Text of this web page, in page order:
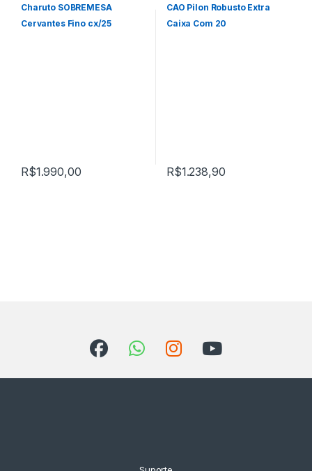
Charuto SOBREMESA
Cervantes Fino cx/25
R$1.990,00
Off Cuba,Todos Produtos
CAO Pilon Robusto Extra
Caixa Com 20
R$1.238,90